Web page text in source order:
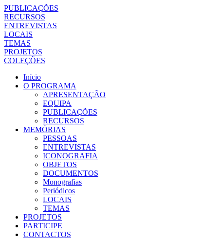
PUBLICAÇÕES
RECURSOS
ENTREVISTAS
LOCAIS
TEMAS
PROJETOS
COLEÇÕES
Início
O PROGRAMA
APRESENTAÇÃO
EQUIPA
PUBLICAÇÕES
RECURSOS
MEMÓRIAS
PESSOAS
ENTREVISTAS
ICONOGRAFIA
OBJETOS
DOCUMENTOS
Monografias
Periódicos
LOCAIS
TEMAS
PROJETOS
PARTICIPE
CONTACTOS